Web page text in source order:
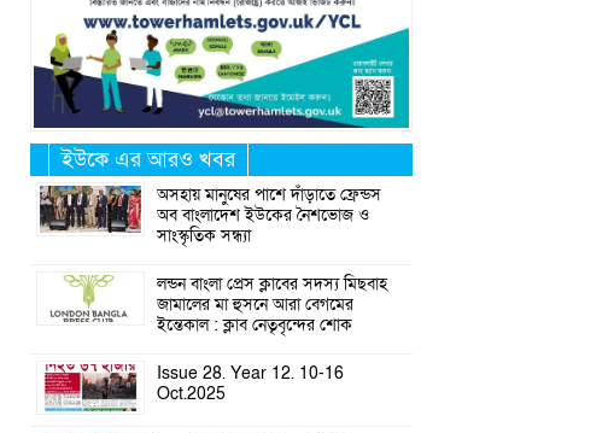
ইউকে এর আরও খবর
অসহায় মানুষের পাশে দাঁড়াতে ফ্রেন্ডস
অব বাংলাদেশ ইউকের নৈশভোজ ও
সাংস্কৃতিক সন্ধ্যা
লন্ডন বাংলা প্রেস ক্লাবের সদস্য মিছবাহ
জামালের মা হুসনে আরা বেগমের
ইন্তেকাল : ক্লাব নেতৃবৃন্দের শোক
Issue 28. Year 12. 10-16
Oct.2025